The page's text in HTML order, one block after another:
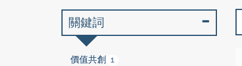
關鍵詞
價值共創 1